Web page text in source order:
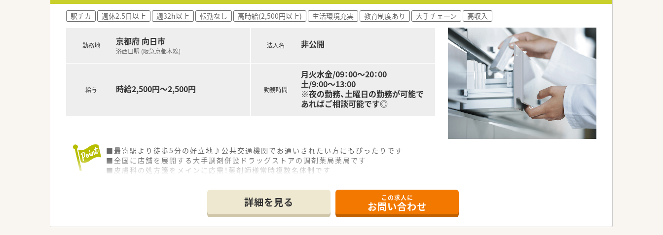
駅チカ 週休2.5日以上 週32h以上 転勤なし 高時給(2,500円以上) 生活環境充実 教育制度あり 大手チェーン 高収入
勤務地 京都府 向日市
洛西口駅 (阪急京都本線)
給与 時給2,500円～2,500円
法人名 非公開
勤務時間
月火水金/09：00～20：00
土/9:00～13:00
※夜の勤務、土曜日の勤務が可能で
あればご相談可能です◎
■最寄駅より徒歩5分の好立地♪公共交通機関でお通いされたい方にもぴったりです
■全国に店舗を展開する大手調剤併設ドラッグストアの調剤薬局薬局です
■皮膚科の処方箋をメインに応需！薬剤師様常時複数名体制です
詳細を見る この求人に
お問い合わせ